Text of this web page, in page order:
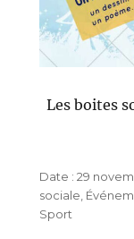
Les boites
Publié
le
29
sociale,
Sport